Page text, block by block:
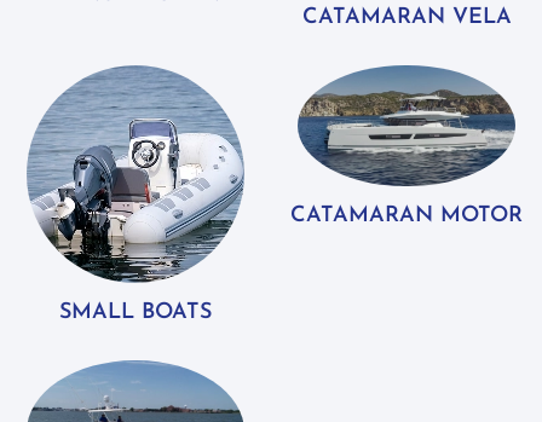
CATAMARAN VELA
SMALL BOATS
CATAMARAN MOTOR